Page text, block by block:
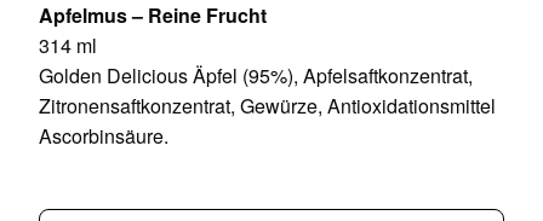
Apfelmus – Reine Frucht
314 ml
Golden Delicious Äpfel (95%), Apfelsaftkonzentrat,
Zitronensaftkonzentrat, Gewürze, Antioxidationsmittel
Ascorbinsäure.